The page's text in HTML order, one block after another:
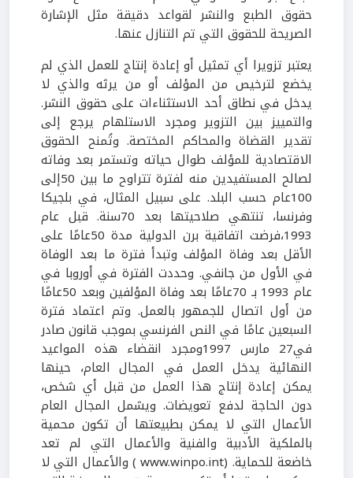
حقوق الطبع والنشر لقواعد دقيقة مثل الإشارة
الصريحة للحقوق التي تم التنازل عنها.
يعتبر تزويرا أي تمثيل أو إعادة إنتاج للعمل الذي لم
يخضع لترخيص من المؤلف أو من يرثه والذي لا
يدخل في نطاق أحد الاستثناءات على حقوق النشر.
والتمييز بين التزوير ومجرد الاستلهام يرجع إلى
تقدير القضاة والمحاكم المختصة. وتُمنح الحقوق
الاقتصادية للمؤلف طوال حياته وتستمر بعد وفاته
لصالح المستفيدين منه لفترة تتراوح ما بين 50إلى
100عام حسب البلد. على سبيل المثال، في بلجيكا
وفرنسا، تنتهي صلاحيتها بعد 70سنة. قبل عام
1993،فرضت اتفاقية برن الدولية مدة 50عامًا على
الأقل بعد وفاة المؤلف وتبدأ فترة ما بعد الوفاة
في الأول من جانفي. وحددت الفترة في أوروبا في
عام 1993 بـ 70عامًا بعد وفاة المؤلفين وبعد 50عامًا
من أول اتصال للجمهور بالعمل. وتم اعتماد فترة
السبعين عامًا في النص الفرنسي بموجب قانون صادر
في27 مارس 1997ومجرد انقضاء هذه المواعيد
النهائية يدخل العمل في المجال العام، حينها
يمكن إعادة إنتاج هذا العمل من قبل أي شخص،
دون الحاجة لدفع تعويضات. ويشمل المجال العام
الأعمال التي لا يمكن بطبيعتها أن تكون محمية
بالملكية الأدبية والفنية والأعمال التي لم تعد
خاضعة للحماية. (www.winpo.int ) والأعمال التي لا